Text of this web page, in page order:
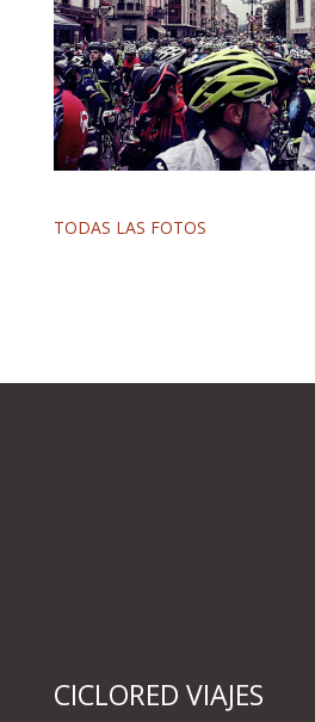
TODAS LAS FOTOS
CICLORED VIAJES